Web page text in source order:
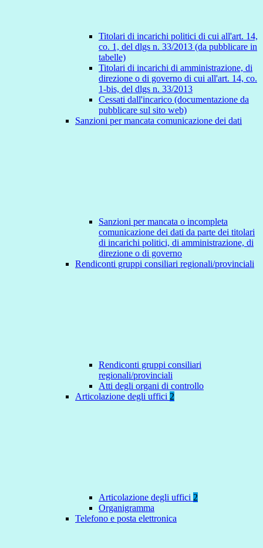
Titolari di incarichi politici di cui all'art. 14,
co. 1, del dlgs n. 33/2013 (da pubblicare in
tabelle)
Titolari di incarichi di amministrazione, di
direzione o di governo di cui all'art. 14, co.
1-bis, del dlgs n. 33/2013
Cessati dall'incarico (documentazione da
pubblicare sul sito web)
Sanzioni per mancata comunicazione dei dati
Sanzioni per mancata o incompleta
comunicazione dei dati da parte dei titolari
di incarichi politici, di amministrazione, di
direzione o di governo
Rendiconti gruppi consiliari regionali/provinciali
Rendiconti gruppi consiliari
regionali/provinciali
Atti degli organi di controllo
Articolazione degli uffici 2
Articolazione degli uffici 2
Organigramma
Telefono e posta elettronica